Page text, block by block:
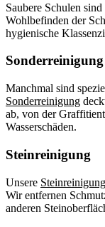
Saubere Schulen
Wohlbefinden der
hygienische
Sonderreinigung
Manchmal sind
Sonderreinigung
ab, von der
Wasserschäden.
Steinreinigung
Unsere Steinreinigung
Wir entfernen
anderen